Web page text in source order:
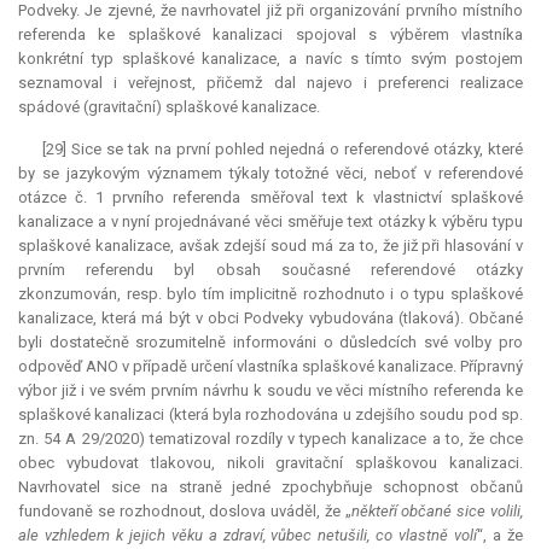
Podveky. Je zjevné, že navrhovatel již při organizování prvního místního
referenda ke splaškové kanalizaci spojoval s výběrem vlastníka
konkrétní typ splaškové kanalizace, a navíc s tímto svým postojem
seznamoval i veřejnost, přičemž dal najevo i preferenci realizace
spádové (gravitační) splaškové kanalizace.
[29] Sice se tak na první pohled nejedná o referendové otázky, které
by se jazykovým významem týkaly totožné věci, neboť v referendové
otázce č. 1 prvního referenda směřoval text k vlastnictví splaškové
kanalizace a v nyní projednávané věci směřuje text otázky k výběru typu
splaškové kanalizace, avšak zdejší soud má za to, že již při hlasování v
prvním referendu byl obsah současné referendové otázky
zkonzumován, resp. bylo tím implicitně rozhodnuto i o typu splaškové
kanalizace, která má být v obci Podveky vybudována (tlaková). Občané
byli dostatečně srozumitelně informováni o důsledcích své volby pro
odpověď ANO v případě určení vlastníka splaškové kanalizace. Přípravný
výbor již i ve svém prvním návrhu k soudu ve věci místního referenda ke
splaškové kanalizaci (která byla rozhodována u zdejšího soudu pod sp.
zn. 54 A 29/2020) tematizoval rozdíly v typech kanalizace a to, že chce
obec vybudovat tlakovou, nikoli gravitační splaškovou kanalizaci.
Navrhovatel sice na straně jedné zpochybňuje schopnost občanů
fundovaně se rozhodnout, doslova uváděl, že „někteří občané sice volili,
ale vzhledem k jejich věku a zdraví, vůbec netušili, co vlastně volí“, a že